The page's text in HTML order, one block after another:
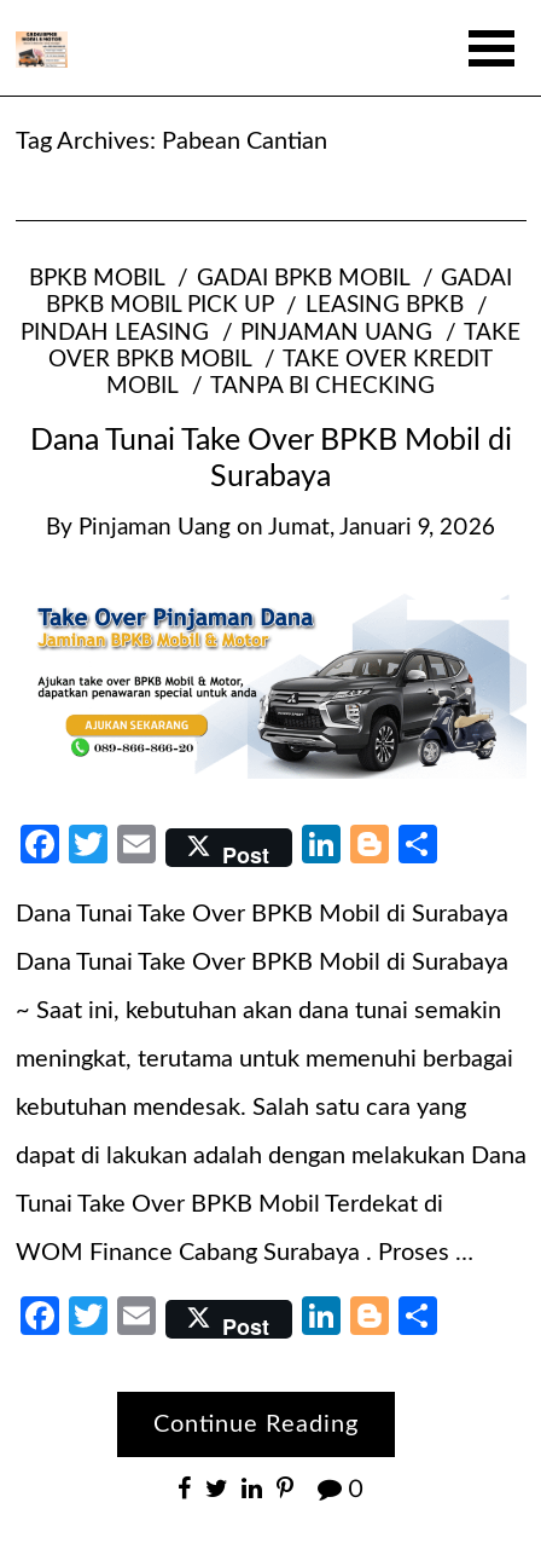
Tag Archives: Pabean Cantian
BPKB MOBIL GADAI BPKB MOBIL
GADAI
BPKB MOBIL PICK UP
LEASING BPKB
PINDAH LEASING
PINJAMAN UANG
TAKE
OVER BPKB MOBIL
TAKE OVER KREDIT
MOBIL
TANPA BI CHECKING
Dana Tunai Take Over BPKB Mobil di
Surabaya
By Pinjaman Uang on Jumat, Januari 9, 2026
Facebook
Twitter
EmailPost LinkedIn
Blogger
Dana Tunai Take Over BPKB Mobil di Surabaya
Dana Tunai Take Over BPKB Mobil di Surabaya
~ Saat ini, kebutuhan akan dana tunai semakin
meningkat, terutama untuk memenuhi berbagai
kebutuhan mendesak. Salah satu cara yang
dapat di lakukan adalah dengan melakukan Dana
Tunai Take Over BPKB Mobil Terdekat di
WOM Finance Cabang Surabaya . Proses …
Facebook
Twitter
EmailPost LinkedIn
Blogger
Continue Reading
0